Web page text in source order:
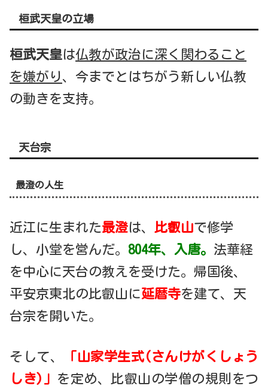
桓武天皇の立場
桓武天皇は仏教が政治に深く関わること
を嫌がり、今までとはちがう新しい仏教
の動きを支持。
天台宗
最澄の人生
近江に生まれた最澄は、 比叡山で修学
し、小堂を営んだ。 804年、入唐。 法華経
を中心に天台の教えを受けた。帰国後、
平安京東北の比叡山に延暦寺を建て、天
台宗を開いた。
そして、
「山家学生式(さんけがくしょう
しき)」 を定め、比叡山の学僧の規則をつ